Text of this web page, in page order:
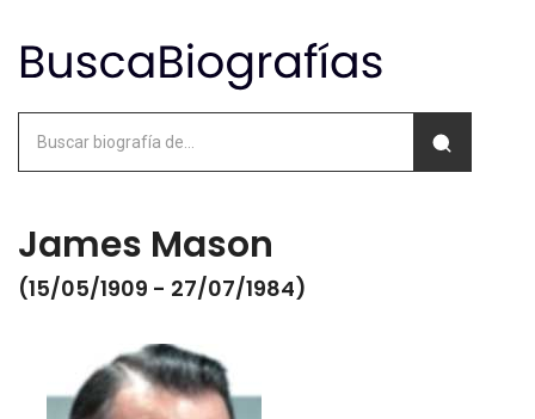
James Mason
(15/05/1909 - 27/07/1984)